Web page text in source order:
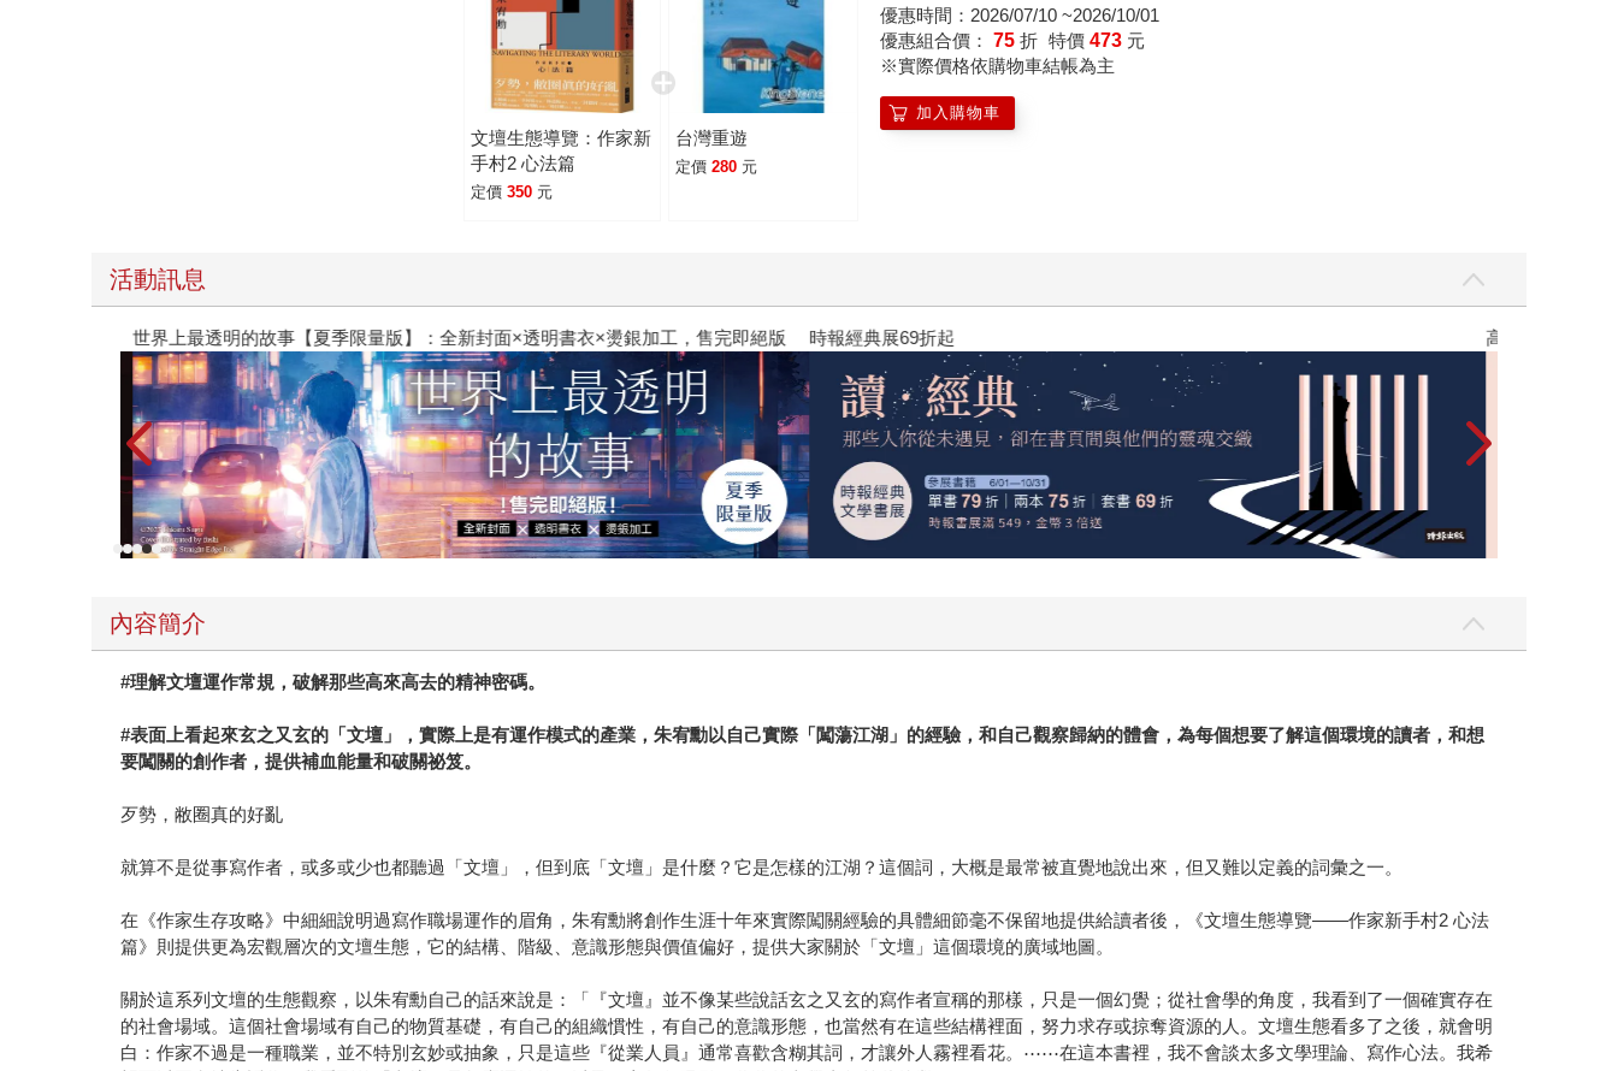
文壇生態導覽：作家新
手村2 心法篇
定價 350 元
台灣重遊
定價 280 元
優惠時間：2026/07/10 ~2026/10/01
優惠組合價： 75 折 特價 473 元
※實際價格依購物車結帳為主
加入購物車
活動訊息
世界上最透明的故事【夏季限量版】：全新封面×透明書衣×燙銀加工，售完即絕版 時報經典展69折起 高功能倖存者：
內容簡介
#理解文壇運作常規，破解那些高來高去的精神密碼。
#表面上看起來玄之又玄的「文壇」，實際上是有運作模式的產業，朱宥勳以自己實際「闖蕩江湖」的經驗，和自己觀察歸納的體會，為每個想要了解這個環境的讀者，和想
要闖關的創作者，提供補血能量和破關祕笈。
歹勢，敝圈真的好亂
就算不是從事寫作者，或多或少也都聽過「文壇」，但到底「文壇」是什麼？它是怎樣的江湖？這個詞，大概是最常被直覺地說出來，但又難以定義的詞彙之一。
在《作家生存攻略》中細細說明過寫作職場運作的眉角，朱宥勳將創作生涯十年來實際闖關經驗的具體細節毫不保留地提供給讀者後，《文壇生態導覽——作家新手村2 心法
篇》則提供更為宏觀層次的文壇生態，它的結構、階級、意識形態與價值偏好，提供大家關於「文壇」這個環境的廣域地圖。
關於這系列文壇的生態觀察，以朱宥勳自己的話來說是：「『文壇』並不像某些說話玄之又玄的寫作者宣稱的那樣，只是一個幻覺；從社會學的角度，我看到了一個確實存在
的社會場域。這個社會場域有自己的物質基礎，有自己的組織慣性，有自己的意識形態，也當然有在這些結構裡面，努力求存或掠奪資源的人。文壇生態看多了之後，就會明
白：作家不過是一種職業，並不特別玄妙或抽象，只是這些『從業人員』通常喜歡含糊其詞，才讓外人霧裡看花。⋯⋯在這本書裡，我不會談太多文學理論、寫作心法。我希